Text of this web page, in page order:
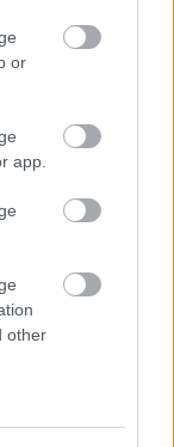
or
app.
other